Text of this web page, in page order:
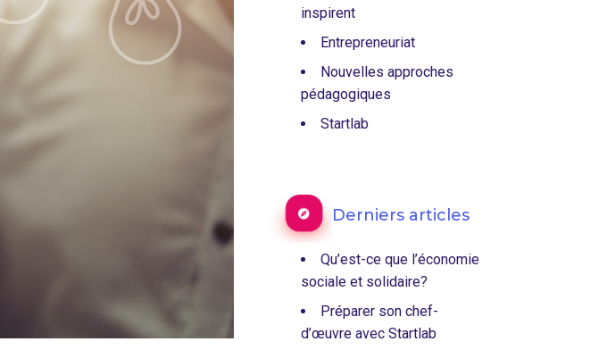
inspirent
Entrepreneuriat
Nouvelles approches
pédagogiques
Startlab
Derniers articles
Qu’est-ce que l’économie
sociale et solidaire?
Préparer son chef-
d’œuvre avec Startlab